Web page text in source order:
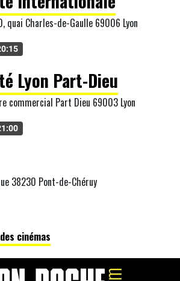
quai Charles-de-Gaulle 69006 Lyon
Lyon Part-Dieu
commercial Part Dieu 69003 Lyon
38230 Pont-de-Chéruy
cinémas